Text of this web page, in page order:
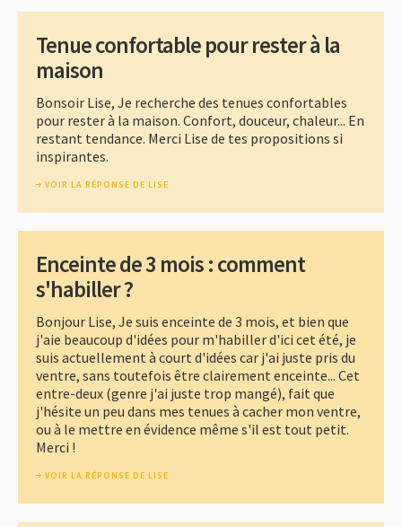
Tenue confortable pour rester à la
maison
Bonsoir Lise, Je recherche des tenues confortables
pour rester à la maison. Confort, douceur, chaleur... En
restant tendance. Merci Lise de tes propositions si
inspirantes.
VOIR LA RÉPONSE DE LISE
Enceinte de 3 mois : comment
s'habiller ?
Bonjour Lise, Je suis enceinte de 3 mois, et bien que
j'aie beaucoup d'idées pour m'habiller d'ici cet été, je
suis actuellement à court d'idées car j'ai juste pris du
ventre, sans toutefois être clairement enceinte... Cet
entre-deux (genre j'ai juste trop mangé), fait que
j'hésite un peu dans mes tenues à cacher mon ventre,
ou à le mettre en évidence même s'il est tout petit.
Merci !
VOIR LA RÉPONSE DE LISE